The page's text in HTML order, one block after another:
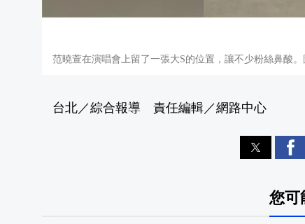
范曉萱在演唱會上留了一張大S的位置，讓不少粉絲鼻酸
台北／綜合報導 責任編輯／網路中心
您可